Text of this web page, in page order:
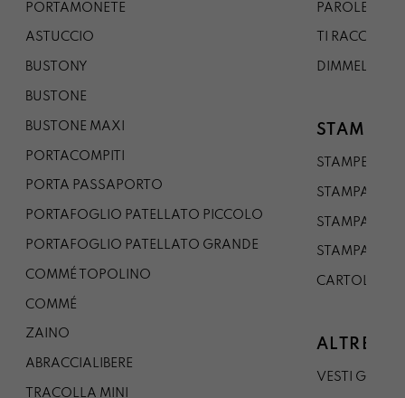
PORTAMONETE
ASTUCCIO
BUSTONY
BUSTONE
BUSTONE MAXI
PORTACOMPITI
PORTA PASSAPORTO
PORTAFOGLIO PATELLATO PICCOLO
PORTAFOGLIO PATELLATO GRANDE
COMMÉ TOPOLINO
COMMÉ
ZAINO
ABRACCIALIBERE
TRACOLLA MINI
PAROLE DA
TI
DIMMELO
STAMPE
STAMPE A5
STAMPA A3
STAMPA A1
STAMPA A0
CARTOLINA
ALTRE
VESTI